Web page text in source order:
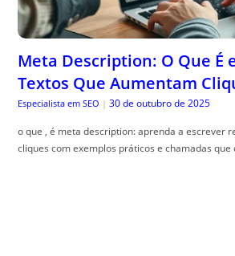
Meta Description: O Que É
Textos Que Aumentam
Especialista em SEO | 30 de outubro de 2025
o que , é meta description: aprenda a escrever
cliques com exemplos práticos e chamadas que